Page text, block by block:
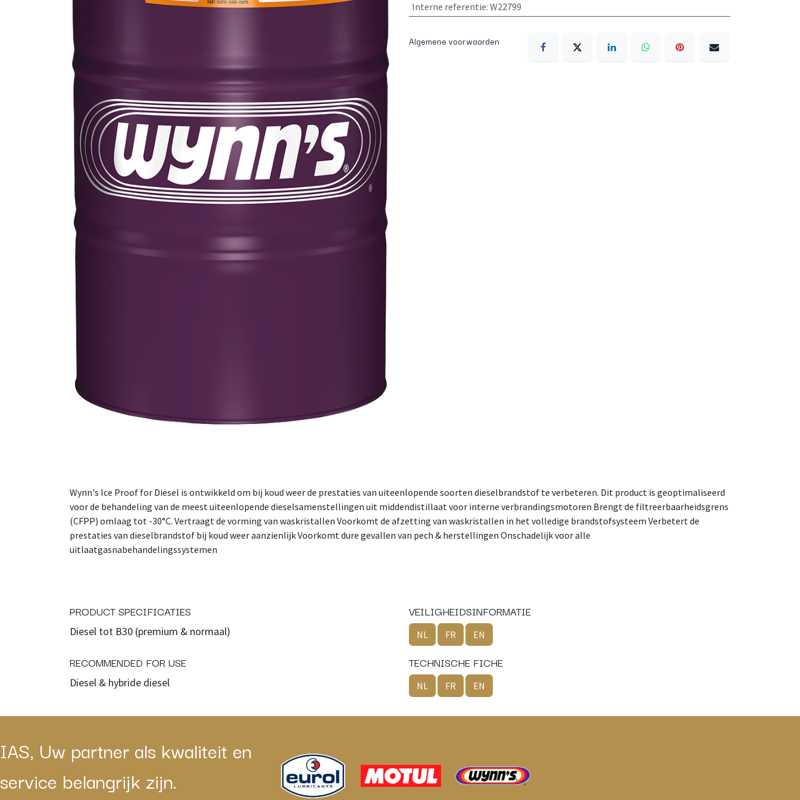
Interne referentie: W22799
Algemene voorwaarden
Wynn's Ice Proof for Diesel is ontwikkeld om bij koud weer de prestaties van uiteenlopende soorten dieselbrandstof te verbeteren. Dit product is geoptimaliseerd
voor de behandeling van de meest uiteenlopende dieselsamenstellingen uit middendistillaat voor interne verbrandingsmotoren Brengt de filtreerbaarheidsgrens
(CFPP) omlaag tot -30°C. Vertraagt de vorming van waskristallen Voorkomt de afzetting van waskristallen in het volledige brandstofsysteem Verbetert de
prestaties van dieselbrandstof bij koud weer aanzienlijk Voorkomt dure gevallen van pech & herstellingen Onschadelijk voor alle
uitlaatgasnabehandelingssystemen
PRODUCT SPECIFICATIES
Diesel tot B30 (premium & normaal)
VEILIGHEIDSINFORMATIE
NL FR EN
RECOMMENDED FOR USE
Diesel & hybride diesel
TECHNISCHE FICHE
NL FR EN
IAS, Uw partner als kwaliteit en
service belangrijk zijn.